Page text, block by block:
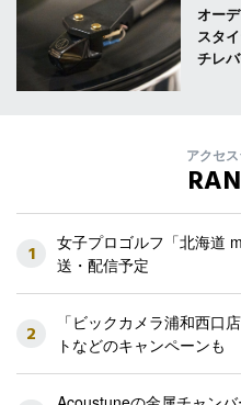
オー
スタ
チレ
アクセ
1
女子プロゴルフ「北海道
送・配信予定
2
「ビックカメラ浦和西
トなどのキャンペーンも